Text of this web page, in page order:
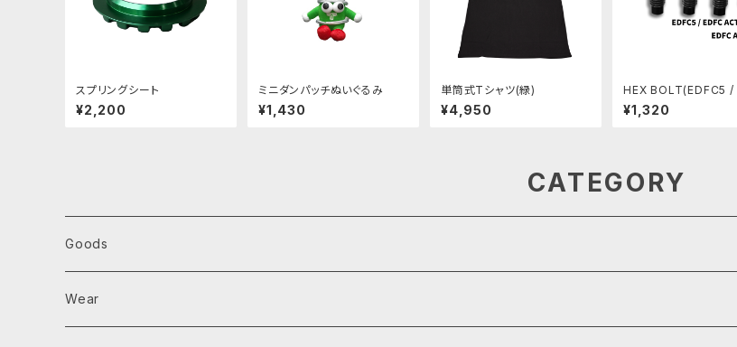
スプリングシート
¥2,200
ミニダンパッチぬいぐるみ
¥1,430
単筒式Tシャツ(緑)
¥4,950
HEX BOLT(EDFC5 /
ACTIVE PRO /
VE用)
¥1,320
CATEGORY
Goods
Parts Tray
Wear